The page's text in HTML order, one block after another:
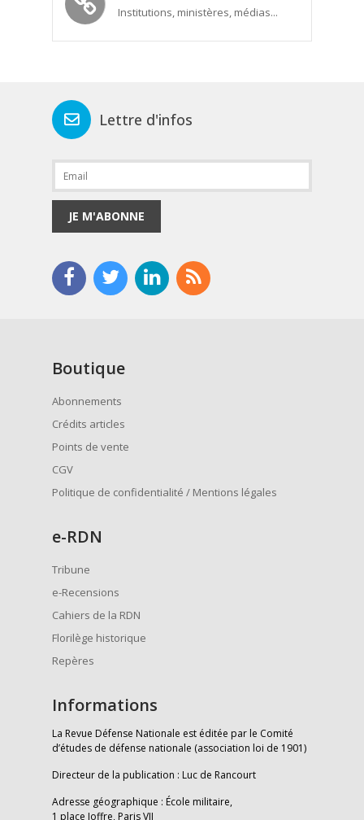
Institutions, ministères, médias...
Lettre d'infos
JE M'ABONNE
Boutique
Abonnements
Crédits articles
Points de vente
CGV
Politique de confidentialité / Mentions légales
e-RDN
Tribune
e-Recensions
Cahiers de la RDN
Florilège historique
Repères
Informations
La Revue Défense Nationale est éditée par le Comité
d’études de défense nationale (association loi de 1901)
Directeur de la publication : Luc de Rancourt
Adresse géographique : École militaire,
1 place Joffre, Paris VII